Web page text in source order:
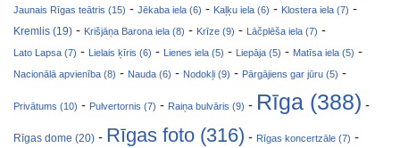
Jaunais Rīgas teātris (15) - Jēkaba iela (6) - Kaļķu iela (6) - Klostera iela (7) -
Kremlis (19) - Krišjāņa Barona iela (8) - Krīze (9) - Lāčplēša iela (7) -
Lato Lapsa (7) - Lielais ķīris (6) - Lienes iela (5) - Liepāja (5) - Matīsa iela (5) -
Nacionālā apvienība (8) - Nauda (6) - Nodokļi (9) - Pārgājiens gar jūru (5) -
Privātums (10) - Pulvertornis (7) - Raiņa bulvāris (9) - Rīga (388) -
Rīgas dome (20) - Rīgas foto (316) - Rīgas koncertzāle (7) -